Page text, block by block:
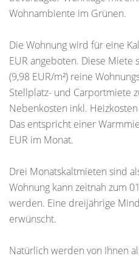
Wohnambiente im Grünen.
Die Wohnung wird für eine
EUR angeboten. Diese Miete
(9,98 EUR/m²) reine
Stellplatz- und Carportmiete
Nebenkosten inkl.
Das entspricht einer
EUR im Monat.
Drei Monatskaltmieten sind
Wohnung kann zeitnah zum
werden. Eine dreijährige
erwünscht.
Natürlich werden von Ihnen